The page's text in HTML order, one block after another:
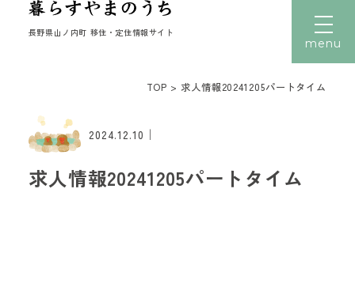
長野県山ノ内町 移住・定住情報サイト
文字サイズ 小 中 大
働く
menu
TOP > 求人情報20241205パートタイム
2024.12.10 ｜
求人情報20241205パートタイム